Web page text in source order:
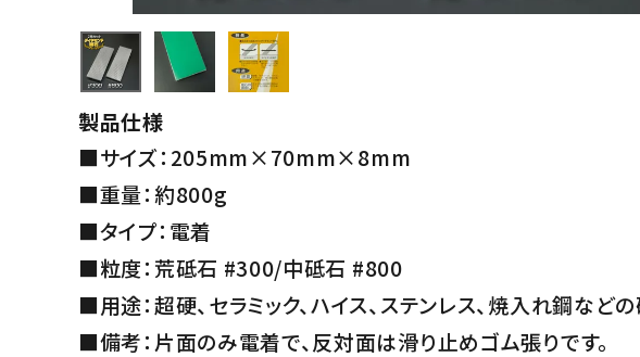
製品仕様
■サイズ：205mm×70mm×8mm
■重量：約800g
■タイプ：電着
■粒度：荒砥石 #300/中砥石 #800
■用途：超硬、セラミック、ハイス、ステンレス、焼入れ鋼など
■備考：片面のみ電着で、反対面は滑り止めゴム張りです。